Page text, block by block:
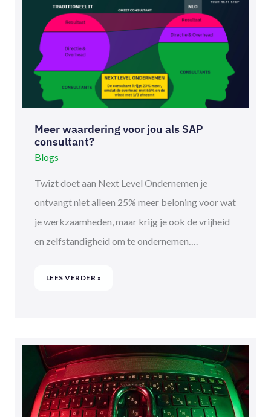
Meer waardering voor jou als SAP
consultant?
Blogs
Twizt doet aan Next Level Ondernemen je
ontvangt niet alleen 25% meer beloning voor wat
je werkzaamheden, maar krijg je ook de vrijheid
en zelfstandigheid om te ondernemen….
JOU
ALS
SAP
CONSULTANT?
LEES VERDER »
SINGLE
SIGN-
ON